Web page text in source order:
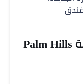
أسعار بالم هيلز العين السخنة Palm Hills